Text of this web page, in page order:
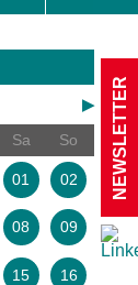
▶
Sa So
01 02
08 09
15 16
NEWSLETTER